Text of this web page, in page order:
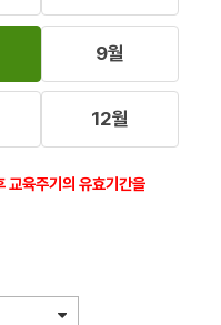
9월
12월
교육주기의 유효기간을